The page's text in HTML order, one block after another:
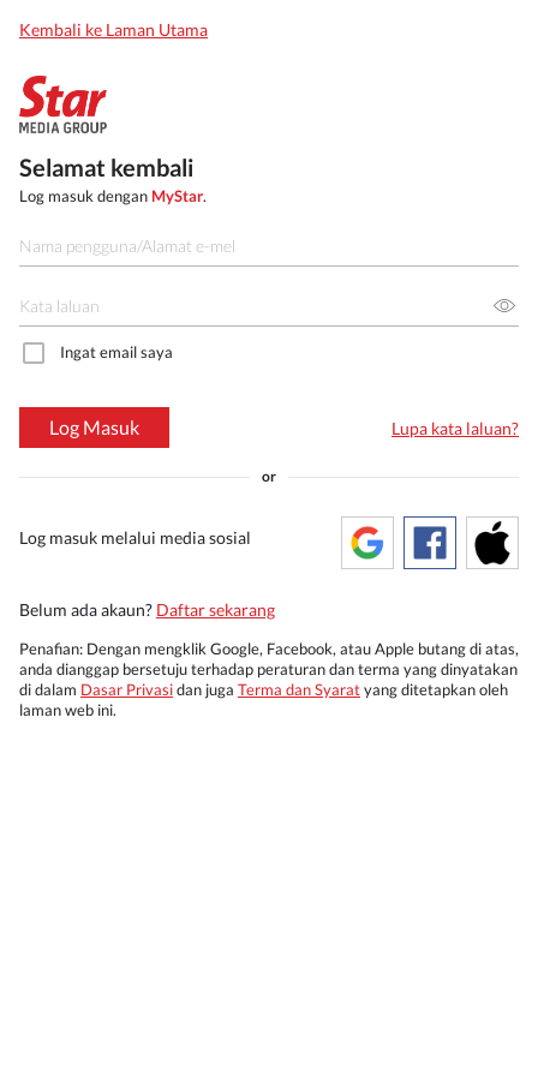
Kembali ke Laman Utama
Selamat kembali
Log masuk dengan MyStar.
Ingat email saya
Log Masuk Lupa kata laluan?
or
Log masuk melalui media sosial
Belum ada akaun? Daftar sekarang
Penafian: Dengan mengklik Google, Facebook, atau Apple butang di atas,
anda dianggap bersetuju terhadap peraturan dan terma yang dinyatakan
di dalam Dasar Privasidan juga Terma dan Syaratyang ditetapkan oleh
laman web ini.